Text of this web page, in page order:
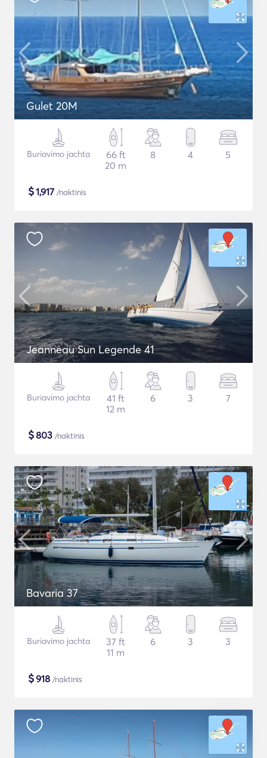
Gulet 20M
Buriavimo jachta
66 ft
20 m
8 4 5
$1,917 /naktinis
Jeanneau Sun Legende 41
Buriavimo jachta
41 ft
12 m
6 3 7
$803 /naktinis
Bavaria 37
Buriavimo jachta
37 ft
11 m
6 3 3
$918 /naktinis